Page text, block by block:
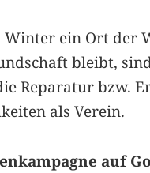
ein Ort der
bleibt,
Reparatur bzw.
als Verein.
auf